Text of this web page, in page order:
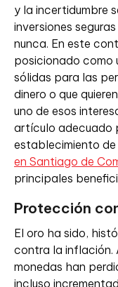
y la incertidumbre
inversiones
nunca. En este
posicionado como
sólidas para las
dinero o que
uno de esos
artículo adecuado
establecimiento
en Santiago de
principales
Protección
El oro ha sido,
contra la inflación.
monedas han
incluso